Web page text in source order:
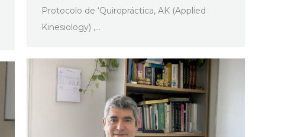
Protocolo de ‘Quiropráctica, AK (Applied
Kinesiology) ,…